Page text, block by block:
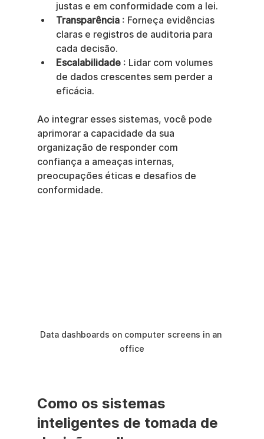
justas e em conformidade com a lei.
Transparência : Forneça evidências
claras e registros de auditoria para
cada decisão.
Escalabilidade : Lidar com volumes
de dados crescentes sem perder a
eficácia.
Ao integrar esses sistemas, você pode
aprimorar a capacidade da sua
organização de responder com
confiança a ameaças internas,
preocupações éticas e desafios de
conformidade.
Data dashboards on computer screens in an
office
Como os sistemas
inteligentes de tomada de